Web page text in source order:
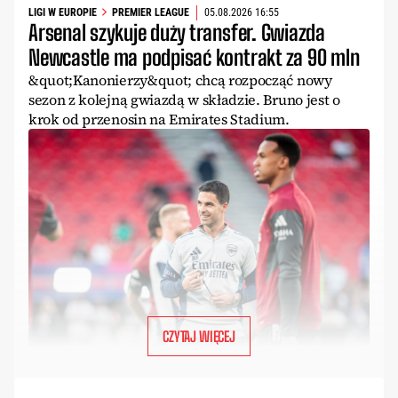
LIGI W EUROPIE PREMIER LEAGUE 05.08.2026 16:55
Arsenal szykuje duży transfer. Gwiazda
Newcastle ma podpisać kontrakt za 90 mln
&quot;Kanonierzy&quot; chcą rozpocząć nowy
sezon z kolejną gwiazdą w składzie. Bruno jest o
krok od przenosin na Emirates Stadium.
CZYTAJ WIĘCEJ